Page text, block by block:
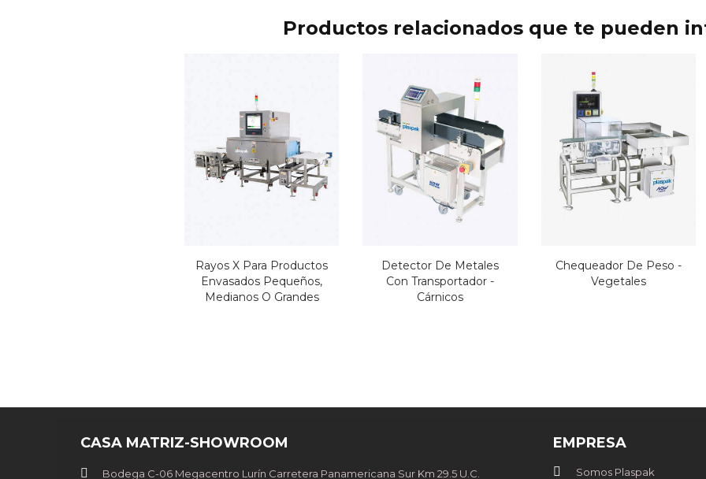
Productos relacionados que te pueden
Rayos X Para Productos
Envasados Pequeños,
Medianos O Grandes
Detector De Metales
Con Transportador -
Cárnicos
Chequeador De Peso -
Vegetales
CASA MATRIZ-SHOWROOM
Bodega C-06 Megacentro Lurín Carretera Panamericana Sur Km 29.5 U.C.
EMPRESA
Somos Plaspak